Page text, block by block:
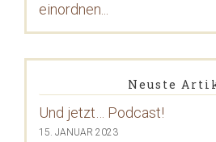
einordnen...
Neuste
Und jetzt… Podcast!
15. JANUAR 2023